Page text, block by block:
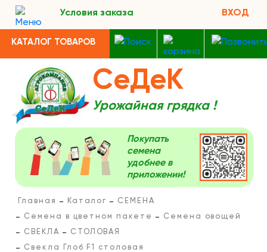
Условия заказа ВХОД
КАТАЛОГ ТОВАРОВ
СеДеК
Урожайная грядка !
Покупать
семена
удобнее в
приложении!
Главная Каталог
СЕМЕНА
Семена в цветном пакете
Семена овощей
СВЕКЛА
СТОЛОВАЯ
Свекла Глоб F1 столовая